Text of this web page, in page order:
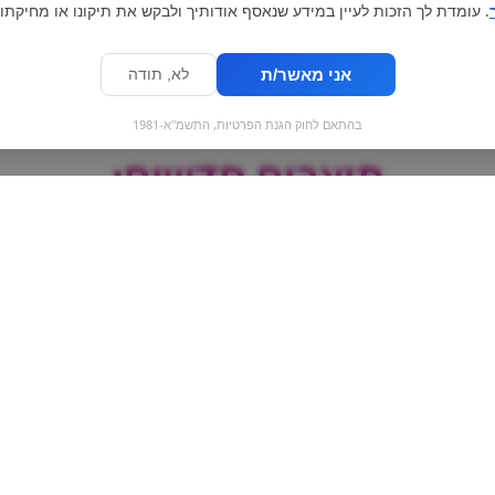
מוצרים חדשים:
. עומדת לך הזכות לעיין במידע שנאסף אודותיך ולבקש את תיקונו או
אני מאשר/ת לא, תודה
בהתאם לחוק הגנת הפרטיות, התשמ"א-1981